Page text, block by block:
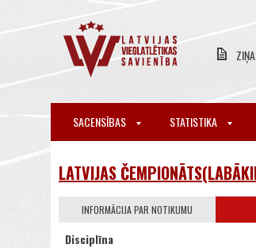
SACENSĪBAS STATISTIKA
LATVIJAS
INFORMĀCIJA PAR NOTIKUMU
Disciplīna